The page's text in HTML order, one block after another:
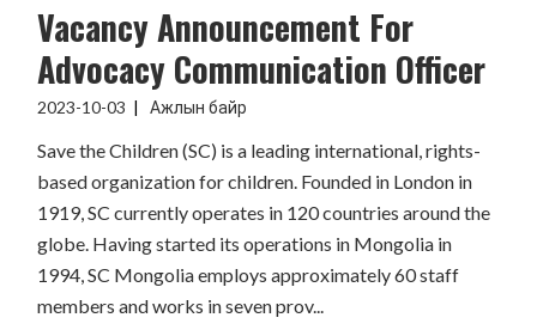
Vacancy Announcement For
Advocacy Communication Officer
2023-10-03 Ажлын байр
Save the Children (SC) is a leading international, rights-
based organization for children. Founded in London in
1919, SC currently operates in 120 countries around the
globe. Having started its operations in Mongolia in
1994, SC Mongolia employs approximately 60 staff
members and works in seven prov...